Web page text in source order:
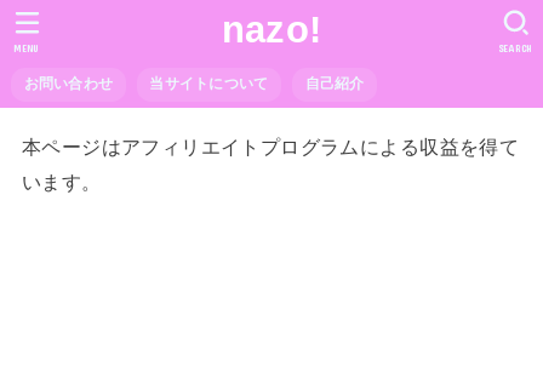
nazo!
お問い合わせ 当サイトについて 自己紹介
SEARCH
MENU
本ページはアフィリエイトプログラムによる収益を得て
います。